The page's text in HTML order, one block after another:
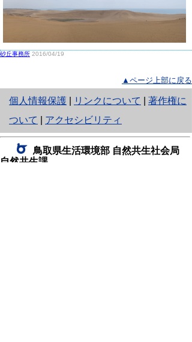
砂丘事務所 2016/04/19
▲ページ上部に戻る
個人情報保護
と
り
ネ
ッ
リンクについて
著作権に
ついて
アクセシビリティ
鳥取県生活環境部 自然共生社会局
自然共生課